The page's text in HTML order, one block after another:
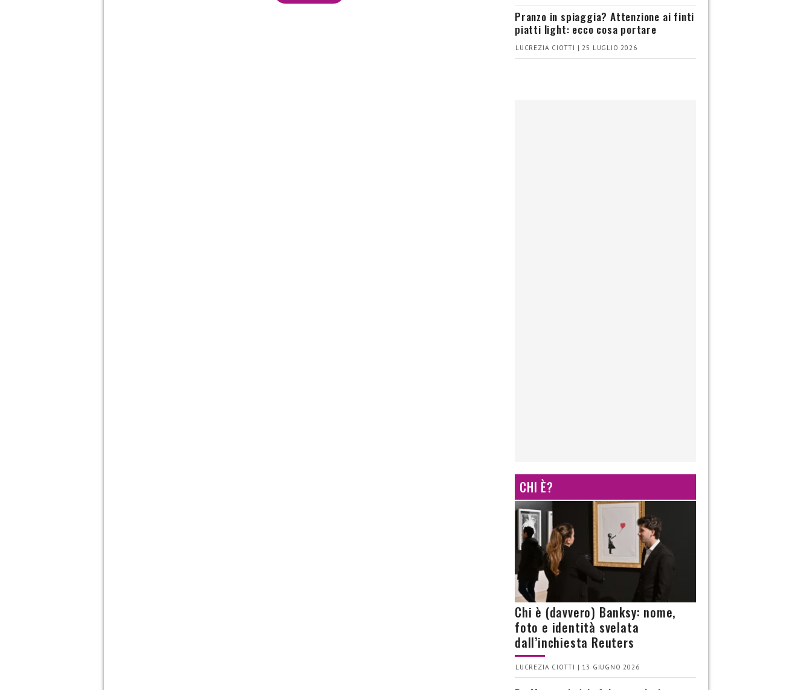
Pranzo in spiaggia? Attenzione ai finti
piatti light: ecco cosa portare
LUCREZIA CIOTTI | 25 LUGLIO 2026
CHI È?
Chi è (davvero) Banksy: nome,
foto e identità svelata
dall’inchiesta Reuters
LUCREZIA CIOTTI | 13 GIUGNO 2026